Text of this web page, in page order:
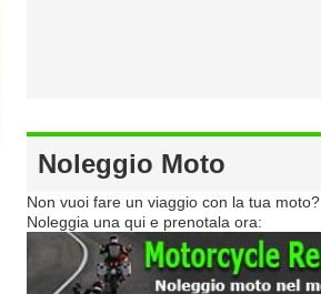
Noleggio Moto
Non vuoi fare un viaggio con la tua moto?
Noleggia una qui e prenotala ora: